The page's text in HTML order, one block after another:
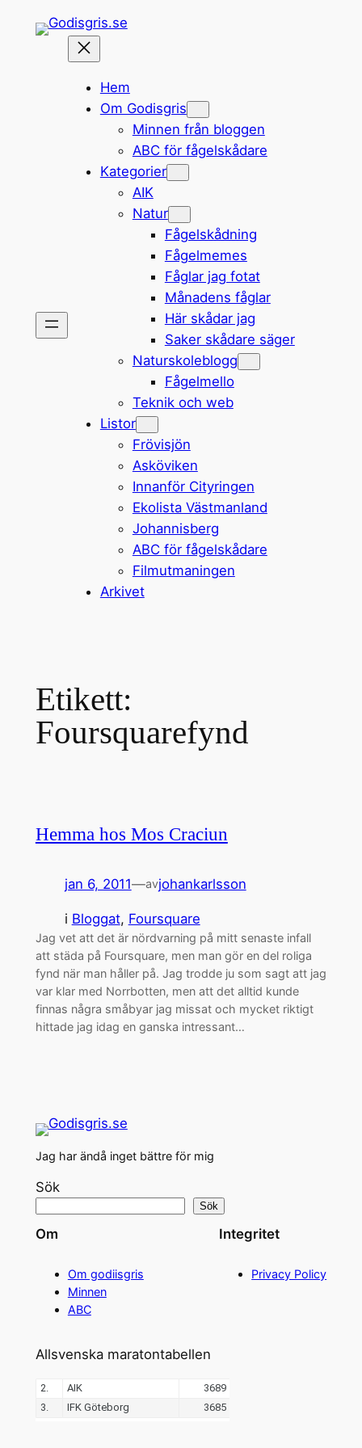
Hem
Om Godisgris
Minnen från bloggen
ABC för fågelskådare
Kategorier
AIK
Natur
Fågelskådning
Fågelmemes
Fåglar jag fotat
Månadens fåglar
Här skådar jag
Saker skådare säger
Naturskoleblogg
Fågelmello
Teknik och web
Listor
Frövisjön
Asköviken
Innanför Cityringen
Ekolista Västmanland
Johannisberg
ABC för fågelskådare
Filmutmaningen
Arkivet
Etikett:
Foursquarefynd
Hemma hos Mos Craciun
jan 6, 2011—avjohankarlsson
i Bloggat, Foursquare
Jag vet att det är nördvarning på mitt senaste infall
att städa på Foursquare, men man gör en del roliga
fynd när man håller på. Jag trodde ju som sagt att jag
var klar med Norrbotten, men att det alltid kunde
finnas några småbyar jag missat och mycket riktigt
hittade jag idag en ganska intressant…
Jag har ändå inget bättre för mig
Sök
Sök
Om
Om godiisgris
Minnen
ABC
Integritet
Privacy Policy
Allsvenska maratontabellen